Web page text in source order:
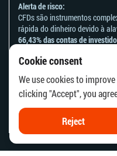
Cookie consent
We use cookies to
clicking "Accept", you
Reject
Alerta de risco:
CFDs são instrumentos
rápida do dinheiro devido à
66,43% das contas de
Deve considerar se entende
condições de assumir o alto
Por favor, consulte a nossa
As informações deste site não
jurisdições em que a
contrária à respetiva lei local